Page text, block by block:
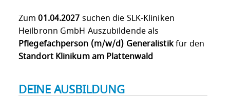
Zum01.04.2027 suchen die SLK-Kliniken
Heilbronn GmbH Auszubildende als
Pflegefachperson (m/w/d) Generalistikfür den
Standort Klinikum am Plattenwald
DEINE AUSBILDUNG